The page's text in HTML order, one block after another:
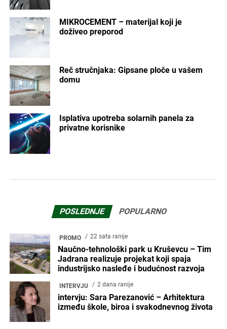
MIKROCEMENT – materijal koji je
doživeo preporod
Reč stručnjaka: Gipsane ploče u vašem
domu
Isplativa upotreba solarnih panela za
privatne korisnike
POSLEDNJE POPULARNO
PROMO 22 sata ranije
Naučno-tehnološki park u Kruševcu – Tim
Jadrana realizuje projekat koji spaja
industrijsko nasleđe i budućnost razvoja
INTERVJU 2 dana ranije
intervju: Sara Parezanović – Arhitektura
između škole, biroa i svakodnevnog života